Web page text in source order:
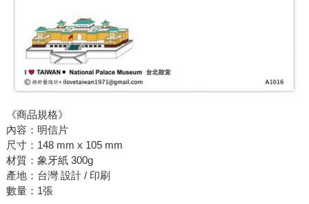
《商品規格》
內容：明信片
尺寸：148 mm x 105 mm
材質：象牙紙 300g
產地：台灣 設計 / 印刷
數量：1張